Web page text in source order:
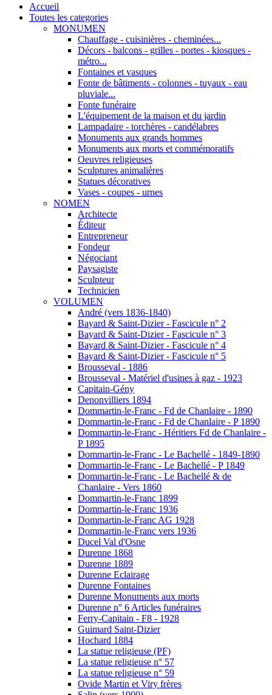
Accueil
Toutes les categories
MONUMEN
Chauffage - cuisinières - cheminées...
Décors - balcons - grilles - portes - kiosques -
métro...
Fontaines et vasques
Fonte de bâtiments - colonnes - tuyaux - eau
pluviale...
Fonte funéraire
L'équipement de la maison et du jardin
Lampadaire - torchères - candélabres
Monuments aux grands hommes
Monuments aux morts et commémoratifs
Oeuvres religieuses
Sculptures animalières
Statues décoratives
Vases - coupes - urnes
NOMEN
Architecte
Éditeur
Entrepreneur
Fondeur
Négociant
Paysagiste
Sculpteur
Technicien
VOLUMEN
André (vers 1836-1840)
Bayard & Saint-Dizier - Fascicule n° 2
Bayard & Saint-Dizier - Fascicule n° 3
Bayard & Saint-Dizier - Fascicule n° 4
Bayard & Saint-Dizier - Fascicule n° 5
Brousseval - 1886
Brousseval - Matériel d'usines à gaz - 1923
Capitain-Gény
Denonvilliers 1894
Dommartin-le-Franc - Fd de Chanlaire - 1890
Dommartin-le-Franc - Fd de Chanlaire - P 1890
Dommartin-le-Franc - Héritiers Fd de Chanlaire -
P 1895
Dommartin-le-Franc - Le Bachellé - 1849-1890
Dommartin-le-Franc - Le Bachellé - P 1849
Dommartin-le-Franc - Le Bachellé & de
Chanlaire - Vers 1860
Dommartin-le-Franc 1899
Dommartin-le-Franc 1936
Dommartin-le-Franc AG 1928
Dommartin-le-Franc vers 1936
Ducel Val d'Osne
Durenne 1868
Durenne 1889
Durenne Eclairage
Durenne Fontaines
Durenne Monuments aux morts
Durenne n° 6 Articles funéraires
Ferry-Capitain - F8 - 1928
Guimard Saint-Dizier
Hochard 1884
La statue religieuse (PF)
La statue religieuse n° 57
La statue religieuse n° 59
Ovide Martin et Viry frères